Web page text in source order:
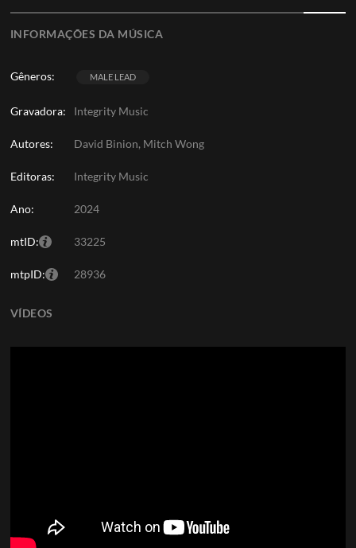
INFORMAÇÕES DA MÚSICA
Gêneros: MALE LEAD
Gravadora: Integrity Music
Autores: David Binion, Mitch Wong
Editoras: Integrity Music
Ano: 2024
mtID: 33225
mtpID: 28936
VÍDEOS